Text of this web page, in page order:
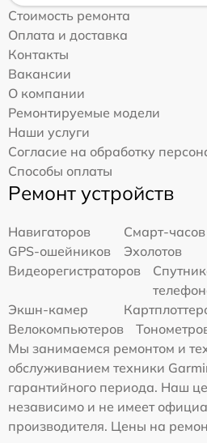
Стоимость ремонта
Оплата и доставка
Контакты
Вакансии
О компании
Ремонтируемые модели
Наши услуги
Согласие на обработку
Способы оплаты
Ремонт устройств
Навигаторов
Смарт-часов
GPS-ошейников
Эхолотов
Видеорегистраторов
Экшн-камер
Велокомпьютеров
Мы занимаемся ремонтом и
обслуживанием техники
гарантийного периода. Наш
независимо и не имеет
производителя. Цены на